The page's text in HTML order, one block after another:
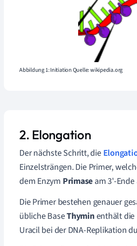
Abbildung 1: Initiation Quelle: wikipedia.org
2. Elongation
Der nächste Schritt, die
Einzelsträngen. Die Primer,
dem Enzym Primase am 3'-
Die Primer bestehen genauer
übliche BaseThyminenthält die
Uracil bei der DNA-Replikation